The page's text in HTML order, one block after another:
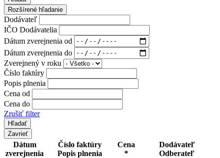
Rozšírené hľadanie
Dodávateľ
IČO Dodávatelia
Dátum zverejnenia od
Dátum zverejnenia do
Zverejnený v roku
Číslo faktúry
Popis plnenia
Cena od
Cena do
Zrušiť filter
Zavrieť
Dátum
zverejnenia
Číslo faktúry
Popis plnenia
Cena
*
Dodávateľ
Odberateľ